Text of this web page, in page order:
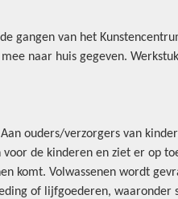
gangen van het
naar huis gegeven.
ouders/verzorgers van
de kinderen en ziet er op
komt. Volwassenen wordt
of lijfgoederen, waaronder